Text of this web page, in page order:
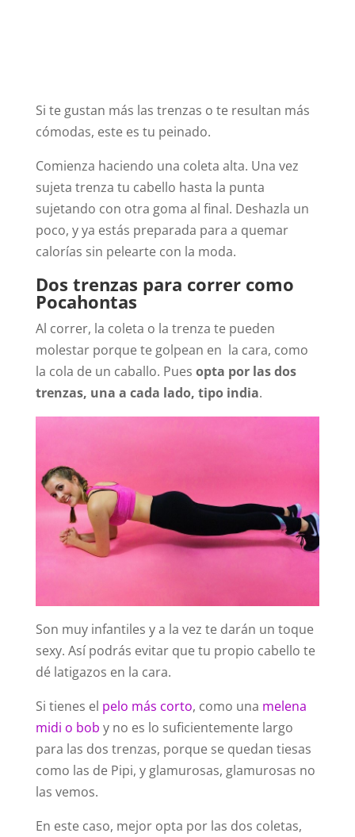
Si te gustan más las trenzas o te resultan más
cómodas, este es tu peinado.
Comienza haciendo una coleta alta. Una vez
sujeta trenza tu cabello hasta la punta
sujetando con otra goma al final. Deshazla un
poco, y ya estás preparada para a quemar
calorías sin pelearte con la moda.
Dos trenzas para correr como
Pocahontas
Al correr, la coleta o la trenza te pueden
molestar porque te golpean en la cara, como
la cola de un caballo. Pues opta por las dos
trenzas, una a cada lado, tipo india.
Son muy infantiles y a la vez te darán un toque
sexy. Así podrás evitar que tu propio cabello te
dé latigazos en la cara.
Si tienes el pelo más corto, como una melena
midi o bob y no es lo suficientemente largo
para las dos trenzas, porque se quedan tiesas
como las de Pipi, y glamurosas, glamurosas no
las vemos.
En este caso, mejor opta por las dos coletas,